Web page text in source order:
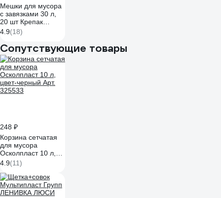
Мешки для мусора
с завязками 30 л,
20 шт Крепак
4607075710306
4.9(18)
Сопутствующие товары
248 ₽
Корзина сетчатая
для мусора
Осколпласт 10 л,
цвет-черный Арт.
325533
4.9(11)